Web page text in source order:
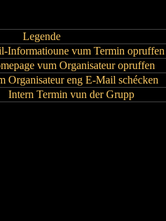
Legende
Informatioune vum Termin opruffen
vum Organisateur opruffen
Organisateur eng E-Mail schécken
Intern Termin vun der Grupp